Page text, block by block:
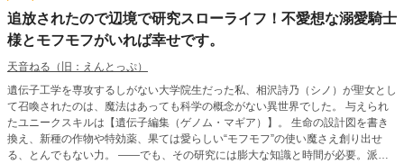
追放されたので辺境で研究スローライフ！不愛想な溺愛騎士
様とモフモフがいれば幸せです。
天音ねる（旧：えんとっぷ）
遺伝子工学を専攻するしがない大学院生だった私、相沢詩乃（シノ）が聖女とし
て召喚されたのは、魔法はあっても科学の概念がない異世界でした。 与えられ
たユニークスキルは【遺伝子編集（ゲノム・マギア）】。 生命の設計図を書き
換え、新種の作物や特効薬、果ては愛らしい“モフモフ”の使い魔さえ創り出せ
る、とんでもない力。 ――でも、その研究には膨大な知識と時間が必要。派手